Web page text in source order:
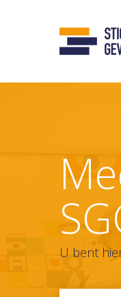
U bent